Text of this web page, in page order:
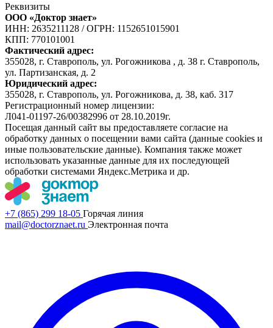
Реквизиты
ООО «Доктор знает»
ИНН: 2635211128 /ОГРН: 1152651015901
КПП: 770101001
Фактический адрес:
355028, г. Ставрополь, ул. Рогожникова , д. 38 г. Ставрополь,
ул. Партизанская, д. 2
Юридический адрес:
355028, г. Ставрополь, ул. Рогожникова, д. 38, каб. 317
Регистрационный номер лицензии:
Л041-01197-26/00382996 от 28.10.2019г.
Посещая данный сайт вы предоставляете согласие на
обработку данных о посещении вами сайта (данные cookies и
иные пользовательские данные). Компания также может
использовать указанные данные для их последующей
обработки системами Яндекс.Метрика и др.
+7 (865) 299 18-05 Горячая линия
mail@doctorznaet.ru Электронная почта